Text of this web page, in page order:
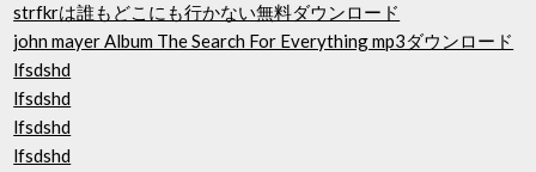
strfkrは誰もどこにも行かない無料ダウンロード
john mayer Album The Search For Everything mp3ダウンロード
lfsdshd
lfsdshd
lfsdshd
lfsdshd